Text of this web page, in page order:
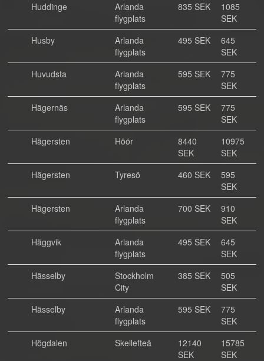
Huddinge
Arlanda
flygplats
835 SEK
1085
SEK
Husby
Arlanda
flygplats
495 SEK
645
SEK
Huvudsta
Arlanda
flygplats
595 SEK
775
SEK
Hägernäs
Arlanda
flygplats
595 SEK
775
SEK
Hägersten
Höör
8440
SEK
10975
SEK
Hägersten
Tyresö 460 SEK
595
SEK
Hägersten
Arlanda
flygplats
700 SEK
910
SEK
Häggvik
Arlanda
flygplats
495 SEK
645
SEK
Hässelby
Stockholm
City
385 SEK
505
SEK
Hässelby
Arlanda
flygplats
595 SEK
775
SEK
Högdalen
Skellefteå
12140
SEK
15785
SEK